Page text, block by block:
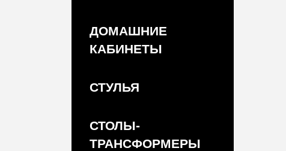
ДОМАШНИЕ
КАБИНЕТЫ
СТУЛЬЯ
СТОЛЫ-
ТРАНСФОРМЕРЫ